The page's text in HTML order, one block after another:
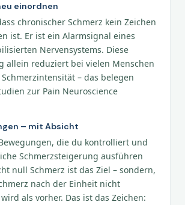
einordnen
chronischer Schmerz kein Zeichen
ist. Er ist ein Alarmsignal eines
Nervensystems. Diese
allein reduziert bei vielen Menschen
– das belegen
zur Pain Neuroscience
– mit Absicht
die du kontrolliert und
Schmerzsteigerung ausführen
null Schmerz ist das Ziel – sondern,
nach der Einheit nicht
als vorher. Das ist das Zeichen: